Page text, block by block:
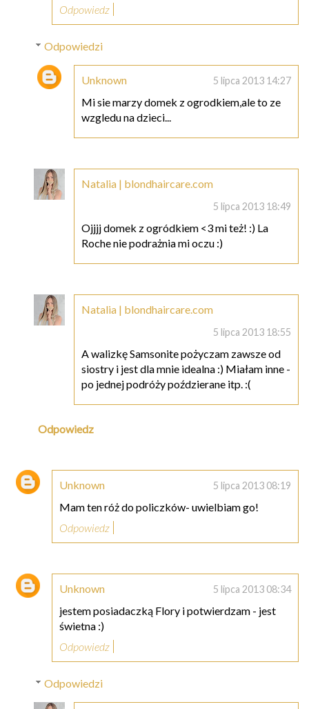
Odpowiedz
Odpowiedzi
Unknown 5 lipca 2013 14:27
Mi sie marzy domek z ogrodkiem,ale to ze
wzgledu na dzieci...
Natalia | blondhaircare.com
5 lipca 2013 18:49
Ojjjj domek z ogródkiem <3 mi też! :) La
Roche nie podrażnia mi oczu :)
Natalia | blondhaircare.com
5 lipca 2013 18:55
A walizkę Samsonite pożyczam zawsze od
siostry i jest dla mnie idealna :) Miałam inne -
po jednej podróży poździerane itp. :(
Odpowiedz
Unknown 5 lipca 2013 08:19
Mam ten róż do policzków- uwielbiam go!
Odpowiedz
Unknown 5 lipca 2013 08:34
jestem posiadaczką Flory i potwierdzam - jest
świetna :)
Odpowiedz
Odpowiedzi